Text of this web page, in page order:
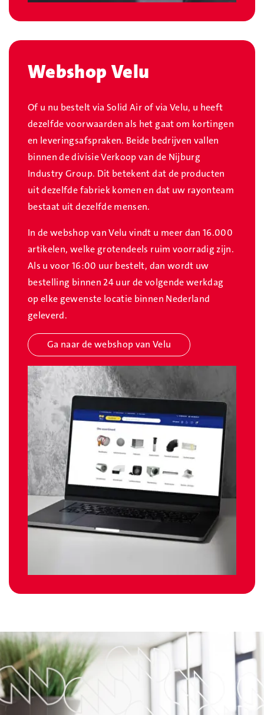
Webshop Velu
Of u nu bestelt via Solid Air of via Velu, u heeft
dezelfde voorwaarden als het gaat om kortingen
en leveringsafspraken. Beide bedrijven vallen
binnen de divisie Verkoop van de Nijburg
Industry Group. Dit betekent dat de producten
uit dezelfde fabriek komen en dat uw rayonteam
bestaat uit dezelfde mensen.
In de webshop van Velu vindt u meer dan 16.000
artikelen, welke grotendeels ruim voorradig zijn.
Als u voor 16:00 uur bestelt, dan wordt uw
bestelling binnen 24 uur de volgende werkdag
op elke gewenste locatie binnen Nederland
geleverd.
Ga naar de webshop van Velu